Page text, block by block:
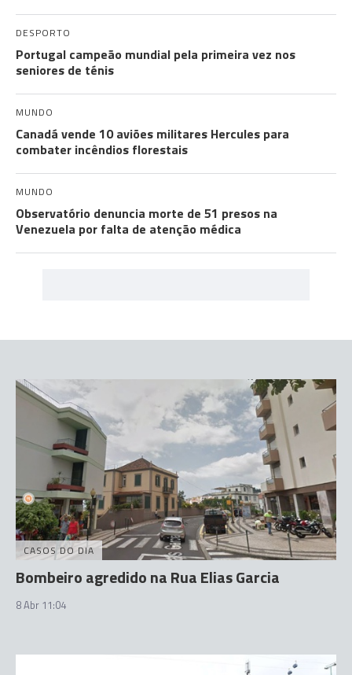
DESPORTO
Portugal campeão mundial pela primeira vez nos
seniores de ténis
MUNDO
Canadá vende 10 aviões militares Hercules para
combater incêndios florestais
MUNDO
Observatório denuncia morte de 51 presos na
Venezuela por falta de atenção médica
CASOS DO DIA
Bombeiro agredido na Rua Elias Garcia
8 Abr 11:04